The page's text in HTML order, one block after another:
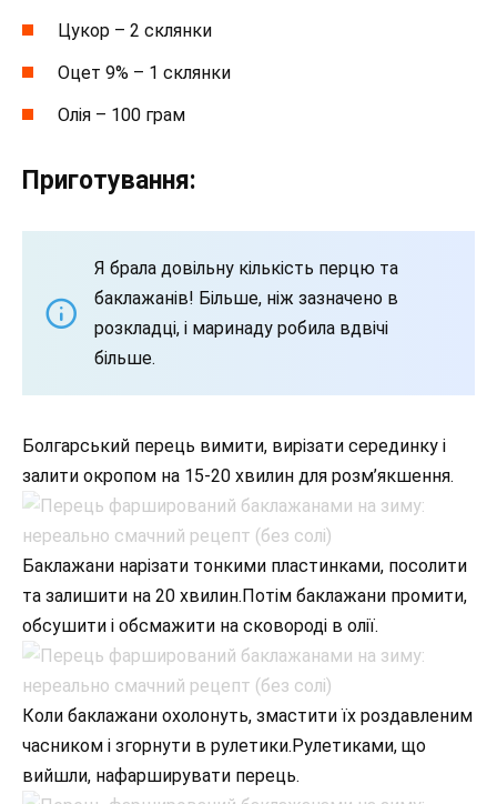
Цукор – 2 склянки
Оцет 9% – 1 склянки
Олія – 100 грам
Приготування:
Я брала довільну кількість перцю та
баклажанів! Більше, ніж зазначено в
розкладці, і маринаду робила вдвічі
більше.
Болгарський перець вимити, вирізати серединку і
залити окропом на 15-20 хвилин для розм’якшення.
Баклажани нарізати тонкими пластинками, посолити
та залишити на 20 хвилин.Потім баклажани промити,
обсушити і обсмажити на сковороді в олії.
Коли баклажани охолонуть, змастити їх роздавленим
часником і згорнути в рулетики.Рулетиками, що
вийшли, нафарширувати перець.